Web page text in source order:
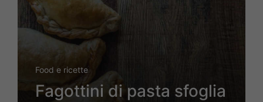
Food e ricette
Fagottini di pasta sfoglia